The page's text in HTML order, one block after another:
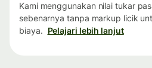
Kami menggunakan nilai tukar
sebenarnya tanpa markup licik
biaya. Pelajari lebih lanjut